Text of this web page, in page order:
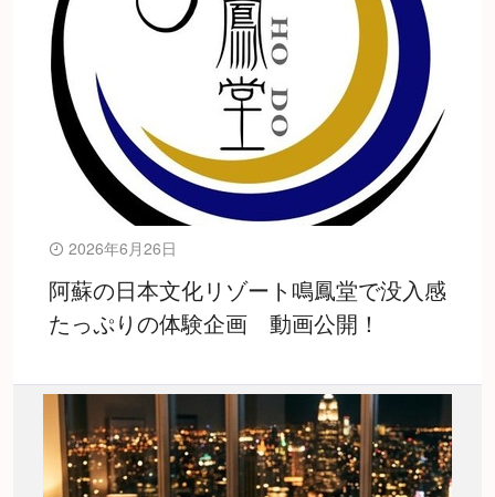
2026年6月26日
阿蘇の日本文化リゾート鳴鳳堂で没入感
たっぷりの体験企画 動画公開！